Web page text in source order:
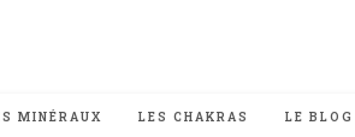
MINÉRAUX LES CHAKRAS LE BLOG